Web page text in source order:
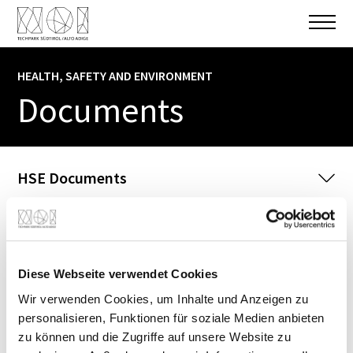
Diese Webseite verwendet Cookies
Wir verwenden Cookies, um Inhalte und Anzeigen zu
personalisieren, Funktionen für soziale Medien anbieten
zu können und die Zugriffe auf unsere Website zu
HEALTH, SAFETY AND ENVIRONMENT
Documents
HSE Documents
A1
NOI BZ- A1- Not-und
Evakuierungsplan - IT
NOI BZ -A1-Evakuierungspläne -